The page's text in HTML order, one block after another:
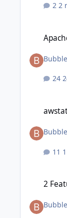
2
Bubble
Bubble
2
Bubble